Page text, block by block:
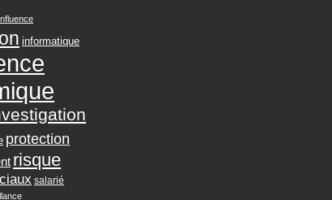
informatique
protection
risque
salarié